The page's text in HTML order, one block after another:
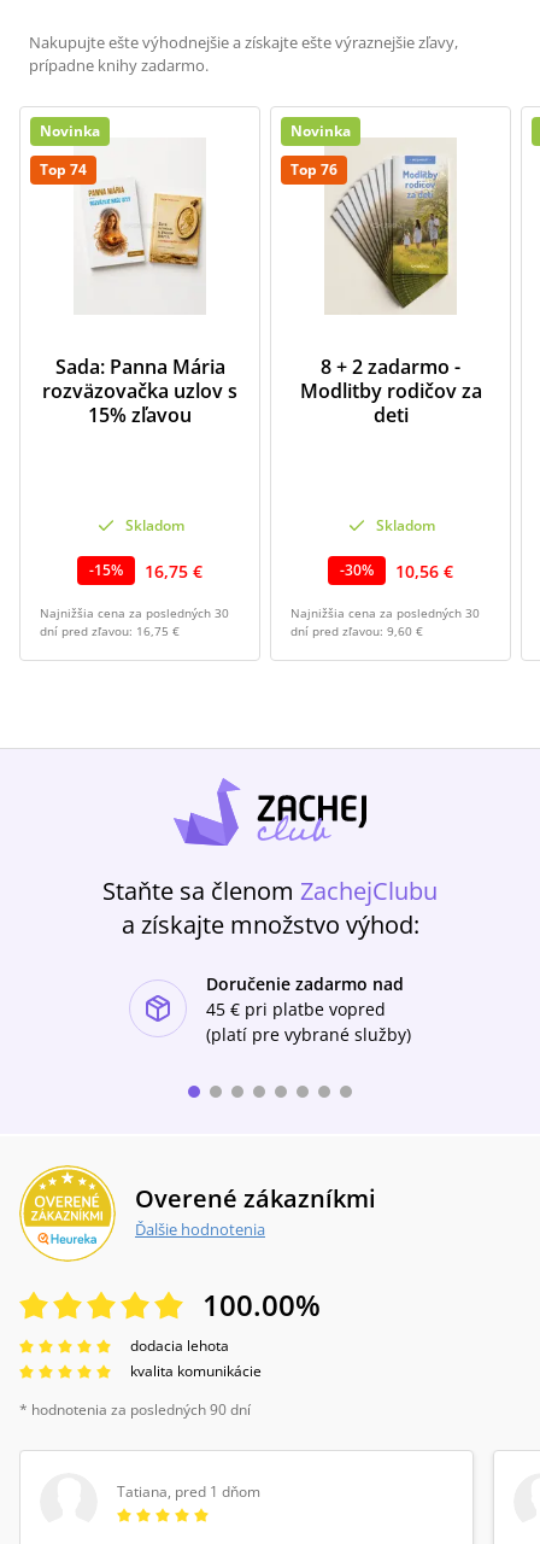
Nakupujte ešte výhodnejšie a získajte ešte výraznejšie zľavy,
prípadne knihy zadarmo.
Novinka
Top 74
Sada: Panna Mária
rozväzovačka uzlov s
15% zľavou
Skladom
-15% 16,75 €
Najnižšia cena za posledných 30
dní pred zľavou: 16,75 €
Novinka
Top 76
8 + 2 zadarmo -
Modlitby rodičov za
deti
Skladom
-30% 10,56 €
Najnižšia cena za posledných 30
dní pred zľavou: 9,60 €
Staňte sa členom ZachejClubu
a získajte množstvo výhod:
Doručenie zadarmo nad
45 € pri platbe vopred
(platí pre vybrané služby)
Overené zákazníkmi
Ďalšie hodnotenia
100.00%
dodacia lehota
kvalita komunikácie
* hodnotenia za posledných 90 dní
Tatiana, pred 1 dňom